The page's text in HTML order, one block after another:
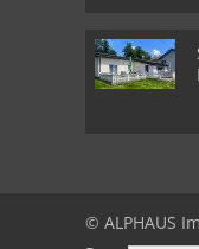
© ALPHAUS